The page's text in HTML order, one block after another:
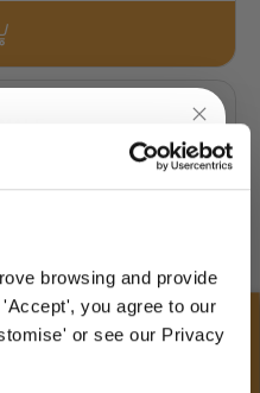
browsing and provide
you agree to our
or see our Privacy
: Lengte A : 41 mm | Ø B : 15 mm |
10% OFF
ORDER
and exclusive